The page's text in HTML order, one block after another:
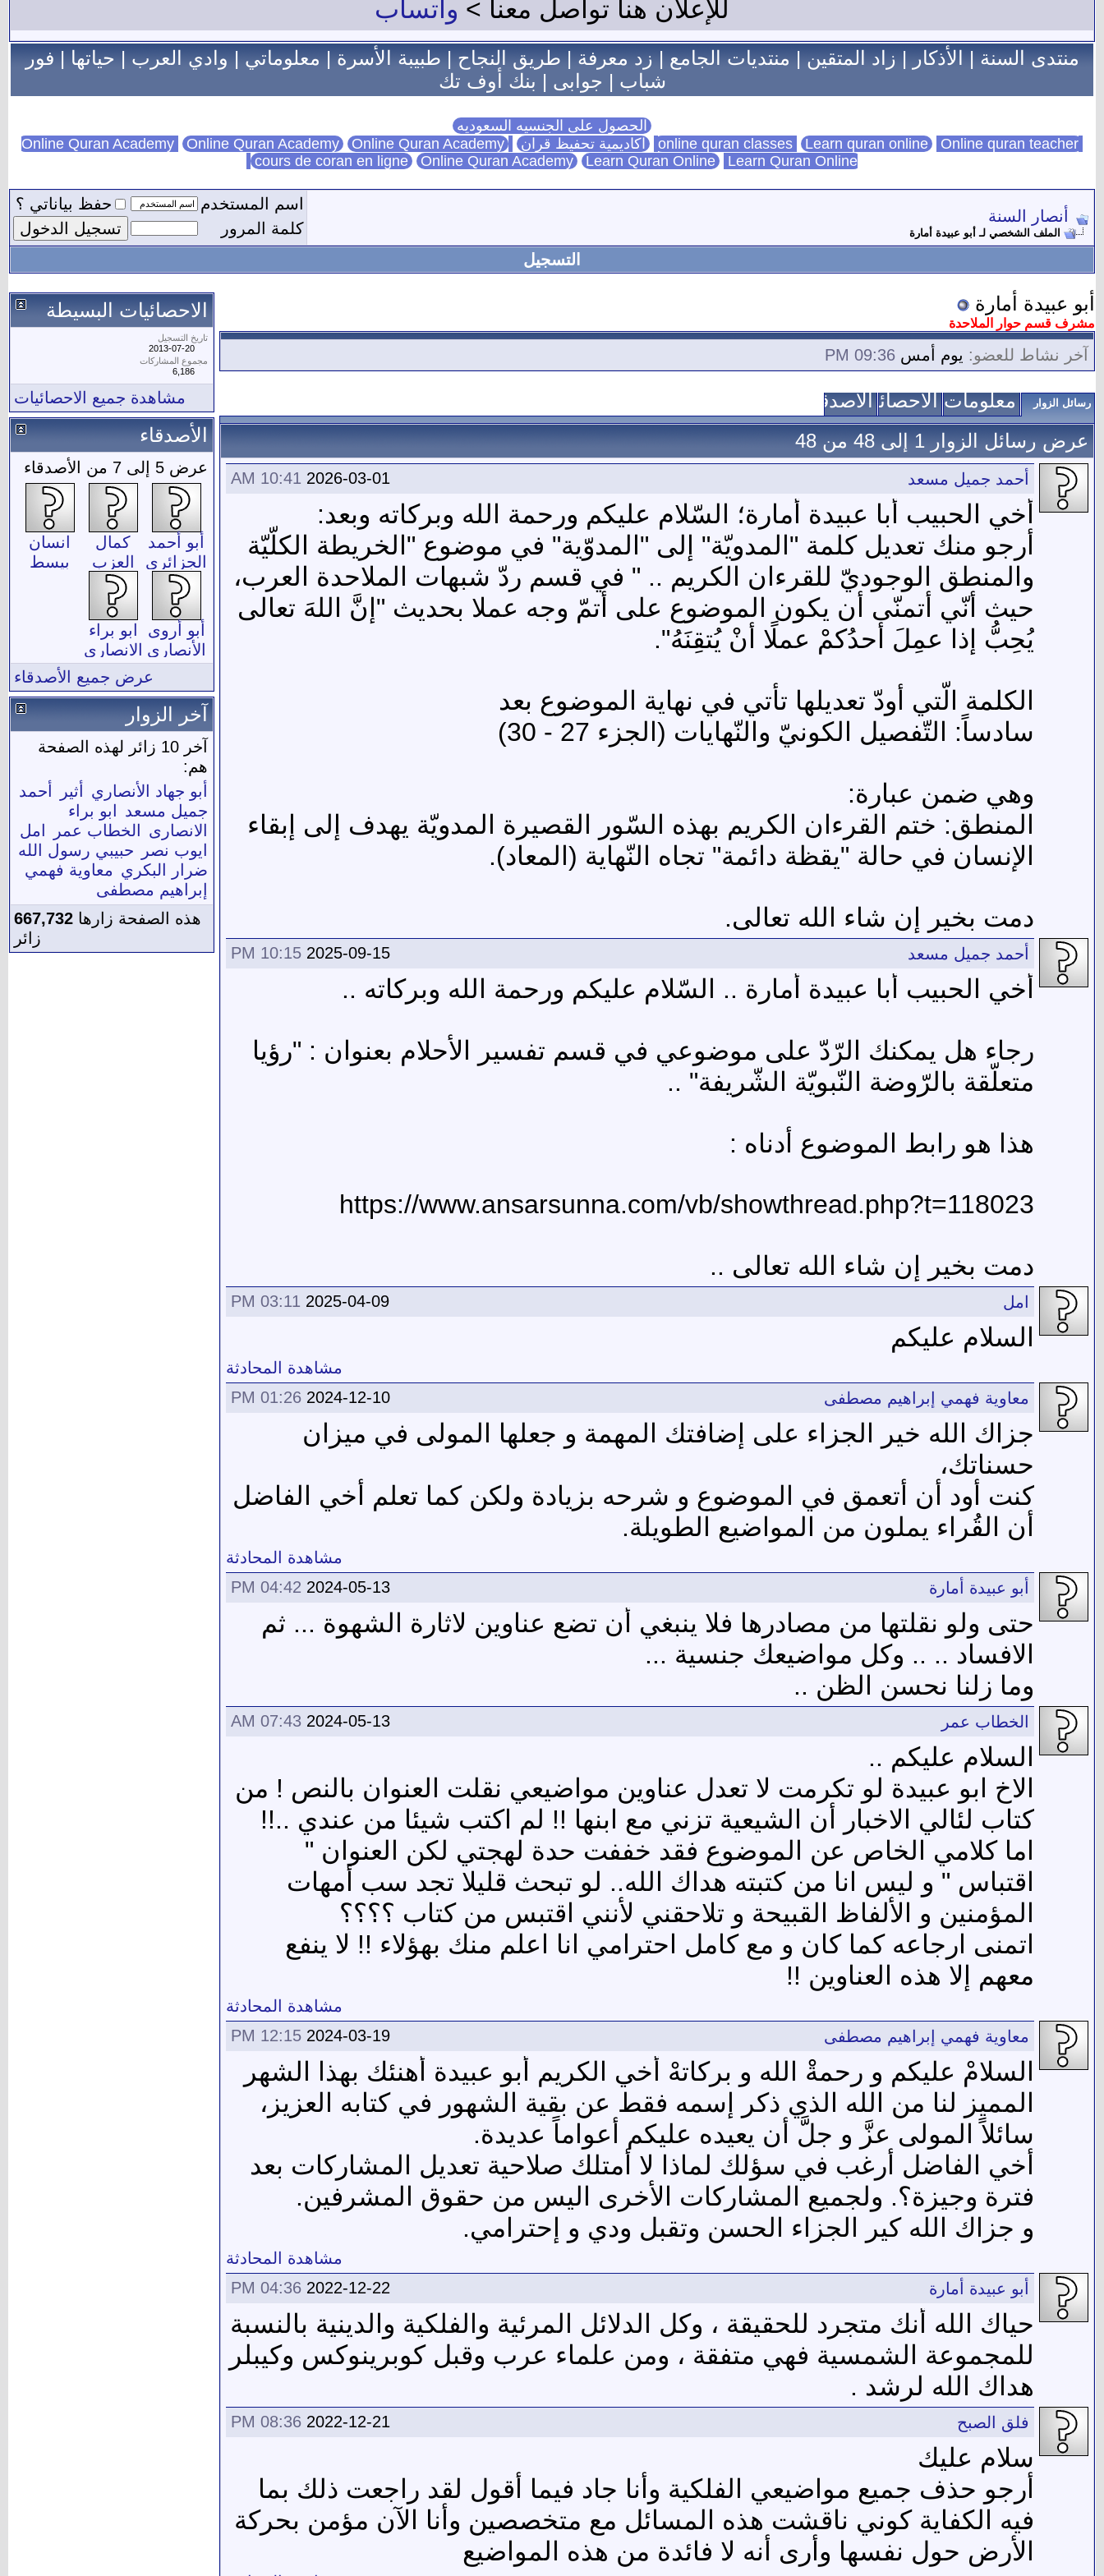
للإعلان هنا تواصل معنا > واتساب
منتدى السنة|الأذكار|زاد المتقين|منتديات الجامع|زد معرفة|طريق النجاح|طبيبة الأسرة|معلوماتي|وادي العرب|حياتها|فور
شباب | جوابى | بنك أوف تك
الحصول على الجنسيه السعوديه
Learn quran online Online quran teacher اكاديمية تحفيظ قران Online Quran Academy Online Quran Academy
cours de coran en ligne Online Quran Academy Learn Quran Online Learn Quran Online
أنصار السنة
الملف الشخصي لـ أبو عبيدة أمارة
اسم المستخدم
حفظ بياناتي ؟
كلمة المرور
التسجيل
أبو عبيدة أمارة
مشرف قسم حوار الملاحدة
آخر نشاط للعضو: يوم أمس 09:36 PM
رسائل الزوار معلومات عنيالاحصائياتالأصدقاء
عرض رسائل الزوار 1 إلى
48من48
2026-03-01
10:41 AM أحمد جميل مسعد
أخي الحبيب أبا عبيدة أمارة؛ السّلام عليكم ورحمة الله وبركاته وبعد:
أرجو منك تعديل كلمة "المدويّة" إلى "المدوّية" في موضوع "الخريطة الكلّيّة
والمنطق الوجوديّ للقرءان الكريم .. " في قسم ردّ شبهات الملاحدة العرب،
حيث أنّي أتمنّى أن يكون الموضوع على أتمّ وجه عملا بحديث "إنَّ اللهَ تعالى
يُحِبُّ إذا عمِلَ أحدُكمْ عملًا أنْ يُتقِنَهُ".
الكلمة الّتي أودّ تعديلها تأتي في نهاية الموضوع بعد
سادساً: التّفصيل الكونيّ والنّهايات (الجزء 27 - 30)
وهي ضمن عبارة:
المنطق: ختم القرءان الكريم بهذه السّور القصيرة المدويّة يهدف إلى إبقاء
الإنسان في حالة "يقظة دائمة" تجاه النّهاية (المعاد).
دمت بخير إن شاء الله تعالى.
2025-09-15
10:15 PM أحمد جميل مسعد
أخي الحبيب أبا عبيدة أمارة .. السّلام عليكم ورحمة الله وبركاته ..
رجاء هل يمكنك الرّدّ على موضوعي في قسم تفسير الأحلام بعنوان : "رؤيا
متعلّقة بالرّوضة النّبويّة الشّريفة" ..
هذا هو رابط الموضوع أدناه :
https://www.ansarsunna.com/vb/showthread.php?t=118023
دمت بخير إن شاء الله تعالى ..
2025-04-09
03:11 PM امل
السلام عليكم
مشاهدة المحادثة
2024-12-10
01:26 PM معاوية فهمي إبراهيم مصطفى
جزاك الله خير الجزاء على إضافتك المهمة و جعلها المولى في ميزان
حسناتك،
كنت أود أن أتعمق في الموضوع و شرحه بزيادة ولكن كما تعلم أخي الفاضل
أن القُراء يملون من المواضيع الطويلة.
مشاهدة المحادثة
2024-05-13
04:42 PM أبو عبيدة أمارة
حتى ولو نقلتها من مصادرها فلا ينبغي أن تضع عناوين لاثارة الشهوة ... ثم
الافساد .. .. وكل مواضيعك جنسية ...
وما زلنا نحسن الظن ..
2024-05-13
07:43 AM الخطاب عمر
السلام عليكم ..
الاخ ابو عبيدة لو تكرمت لا تعدل عناوين مواضيعي نقلت العنوان بالنص ! من
كتاب لئالي الاخبار أن الشيعية تزني مع ابنها !! لم اكتب شيئا من عندي ..!!
اما كلامي الخاص عن الموضوع فقد خففت حدة لهجتي لكن العنوان "
اقتباس " و ليس انا من كتبته هداك الله.. لو تبحث قليلا تجد سب أمهات
المؤمنين و الألفاظ القبيحة و تلاحقني لأنني اقتبس من كتاب ؟؟؟؟
اتمنى ارجاعه كما كان و مع كامل احترامي انا اعلم منك بهؤلاء !! لا ينفع
معهم إلا هذه العناوين !!
مشاهدة المحادثة
2024-03-19
12:15 PM معاوية فهمي إبراهيم مصطفى
السلامْ عليكم و رحمةْ الله و بركاتهْ أخي الكريم أبو عبيدة أهنئك بهذا الشهر
المميز لنا من الله الذي ذكر إسمه فقط عن بقية الشهور في كتابه العزيز،
سائلاً المولى عزَّ و جلَّ أن يعيده عليكم أعواماً عديدة.
أخي الفاضل أرغب في سؤلك لماذا لا أمتلك صلاحية تعديل المشاركات بعد
فترة وجيزة؟. ولجميع المشاركات الأخرى اليس من حقوق المشرفين.
و جزاك الله كير الجزاء الحسن وتقبل ودي و إحترامي.
مشاهدة المحادثة
2022-12-22
04:36 PM أبو عبيدة أمارة
حياك الله أنك متجرد للحقيقة ، وكل الدلائل المرئية والفلكية والدينية بالنسبة
للمجموعة الشمسية فهي متفقة ، ومن علماء عرب وقبل كوبرينوكس وكيبلر
هداك الله لرشد .
2022-12-21
08:36 PM فلق الصبح
سلام عليك
أرجو حذف جميع مواضيعي الفلكية وأنا جاد فيما أقول لقد راجعت ذلك بما
فيه الكفاية كوني ناقشت هذه المسائل مع متخصصين وأنا الآن مؤمن بحركة
الأرض حول نفسها وأرى أنه لا فائدة من هذه المواضيع
الاحصائيات البسيطة
تاريخ التسجيل
2013-07-20
مجموع المشاركات
6,186
مشاهدة جميع الاحصائيات
الأصدقاء
عرض 5 إلى 7 من الأصدقاء
أبو أحمد
الجزائري
كمال
العزب
انسان
بيسط
أبو أروى
الأنصاري
ابو براء
الانصارى
عرض جميع الأصدقاء
آخر الزوار
آخر 10 زائر لهذه الصفحة
هم:
أبو جهاد الأنصاري
أثير
أحمد
جميل مسعد
ابو براء
الانصارى
الخطاب عمر
امل
ايوب نصر
حبيبي رسول الله
ضرار البكري معاوية فهمي
إبراهيم مصطفى
هذه الصفحة زارها 667,732
زائر